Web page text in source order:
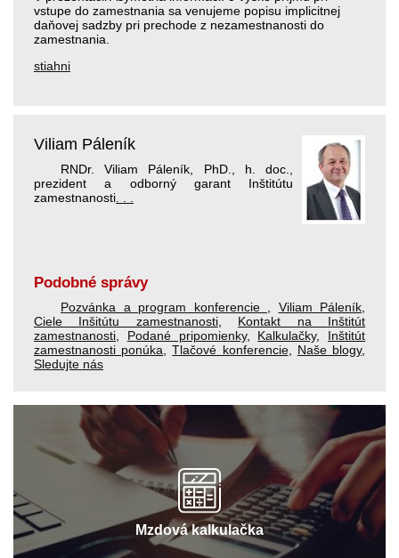
vstupe do zamestnania sa venujeme popisu implicitnej
daňovej sadzby pri prechode z nezamestnanosti do
zamestnania.
stiahni
Viliam Páleník
RNDr. Viliam Páleník, PhD., h. doc.,
prezident a odborný garant Inštitútu
zamestnanosti. . .
Podobné správy
Pozvánka a program konferencie , Viliam Páleník,
Ciele Inšitútu zamestnanosti, Kontakt na Inštitút
zamestnanosti, Podané pripomienky, Kalkulačky, Inštitút
zamestnanosti ponúka,Tlačové konferencie, Naše blogy,
Sledujte nás
Mzdová kalkulačka